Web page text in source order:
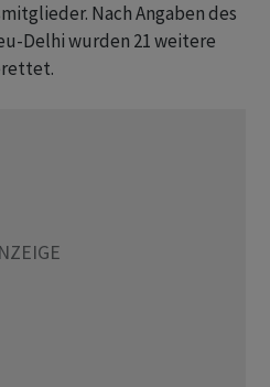
Nach Angaben des
Delhi wurden 21 weitere